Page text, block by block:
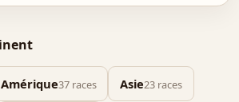
Amérique37 races Asie23 races